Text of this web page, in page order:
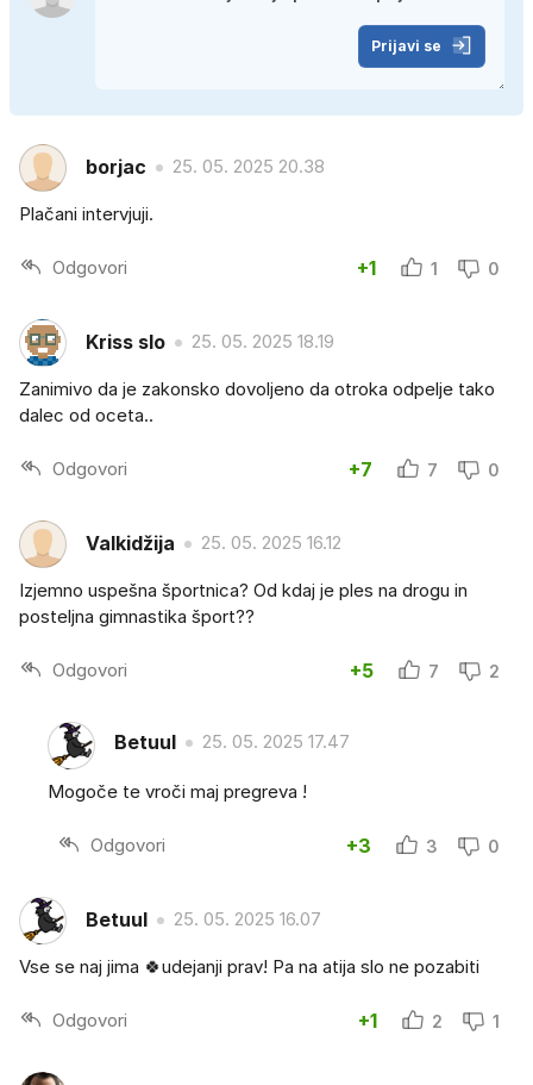
Prijavi se
borjac 25. 05. 2025 20.38
Plačani intervjuji.
Odgovori +1 1 0
Kriss slo 25. 05. 2025 18.19
Zanimivo da je zakonsko dovoljeno da otroka odpelje tako
dalec od oceta..
Odgovori +7 7 0
Valkidžija 25. 05. 2025 16.12
Izjemno uspešna športnica? Od kdaj je ples na drogu in
posteljna gimnastika šport??
Odgovori +5 7 2
Betuul 25. 05. 2025 17.47
Mogoče te vroči maj pregreva !
Odgovori +3 3 0
Betuul 25. 05. 2025 16.07
Vse se naj jima 🍀udejanji prav! Pa na atija slo ne pozabiti
Odgovori +1 2 1